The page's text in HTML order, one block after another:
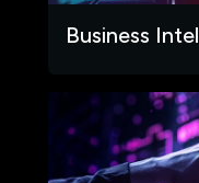
Business